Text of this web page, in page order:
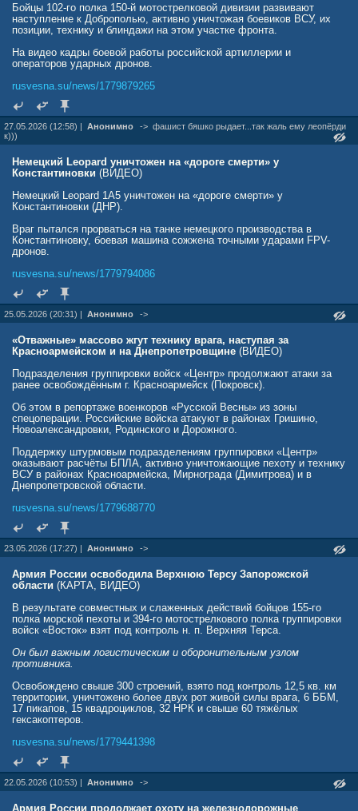
Бойцы 102-го полка 150-й мотострелковой дивизии развивают
наступление к Доброполью, активно уничтожая боевиков ВСУ, их
позиции, технику и блиндажи на этом участке фронта.
На видео кадры боевой работы российской артиллерии и
операторов ударных дронов.
rusvesna.su/news/1779879265
27.05.2026 (12:58) | Анонимно -> фашист бяшко рыдает...так жаль ему леопёрди
к)))
Немецкий Leopard уничтожен на «дороге смерти» у
Константиновки (ВИДЕО)
Немецкий Leopard 1A5 уничтожен на «дороге смерти» у
Константиновки (ДНР).
Враг пытался прорваться на танке немецкого производства в
Константиновку, боевая машина сожжена точными ударами FPV-
дронов.
rusvesna.su/news/1779794086
25.05.2026 (20:31) | Анонимно ->
«Отважные» массово жгут технику врага, наступая за
Красноармейском и на Днепропетровщине (ВИДЕО)
Подразделения группировки войск «Центр» продолжают атаки за
ранее освобождённым г. Красноармейск (Покровск).
Об этом в репортаже военкоров «Русской Весны» из зоны
спецоперации. Российские войска атакуют в районах Гришино,
Новоалександровки, Родинского и Дорожного.
Поддержку штурмовым подразделениям группировки «Центр»
оказывают расчёты БПЛА, активно уничтожающие пехоту и технику
ВСУ в районах Красноармейска, Мирнограда (Димитрова) и в
Днепропетровской области.
rusvesna.su/news/1779688770
23.05.2026 (17:27) | Анонимно ->
Армия России освободила Верхнюю Терсу Запорожской
области (КАРТА, ВИДЕО)
В результате совместных и слаженных действий бойцов 155-го
полка морской пехоты и 394-го мотострелкового полка группировки
войск «Восток» взят под контроль н. п. Верхняя Терса.
Он был важным логистическим и оборонительным узлом
противника.
Освобождено свыше 300 строений, взято под контроль 12,5 кв. км
территории, уничтожено более двух рот живой силы врага, 6 ББМ,
17 пикапов, 15 квадроциклов, 32 НРК и свыше 60 тяжёлых
гексакоптеров.
rusvesna.su/news/1779441398
22.05.2026 (10:53) | Анонимно ->
Армия России продолжает охоту на железнодорожные